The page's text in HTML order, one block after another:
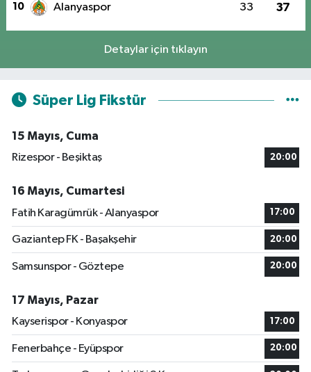
10 Alanyaspor 33 37
Detaylar için tıklayın
Süper Lig Fikstür
15 Mayıs, Cuma
Rizespor - Beşiktaş
20:00
16 Mayıs, Cumartesi
Fatih Karagümrük - Alanyaspor
17:00
Gaziantep FK - Başakşehir 20:00
Samsunspor - Göztepe 20:00
17 Mayıs, Pazar
Kayserispor - Konyaspor
17:00
Fenerbahçe - Eyüpspor 20:00